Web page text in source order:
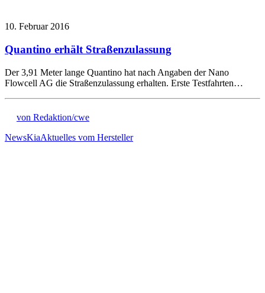
10. Februar 2016
Quantino erhält Straßenzulassung
Der 3,91 Meter lange Quantino hat nach Angaben der Nano
Flowcell AG die Straßenzulassung erhalten. Erste Testfahrten…
von Redaktion/cwe
NewsKiaAktuelles vom Hersteller